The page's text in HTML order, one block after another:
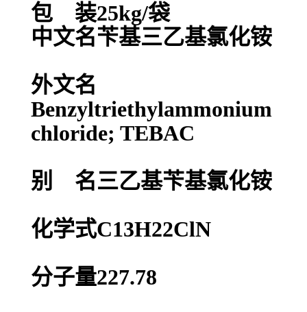
包 装25kg/袋
中文名苄基三乙基氯化铵
外文名
Benzyltriethylammonium
chloride; TEBAC
别 名三乙基苄基氯化铵
化学式C13H22ClN
分子量227.78